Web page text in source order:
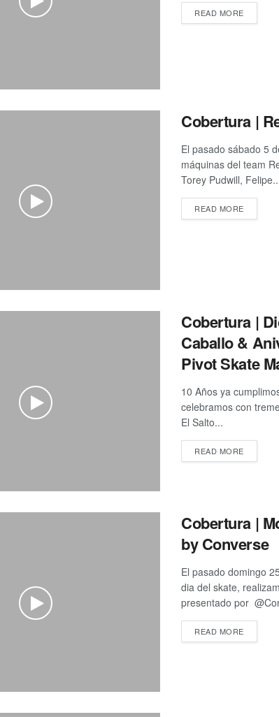
READ MOREDETAILS
Cobertura |
El pasado sábado 5
máquinas del team
Torey Pudwill,
READ MOREDETAILS
Cobertura |
Caballo &
Pivot Skate
10 Años ya
celebramos con
El Salto...
READ MOREDETAILS
Cobertura |
by Converse
El pasado domingo
dia del skate,
presentado por
READ MOREDETAILS